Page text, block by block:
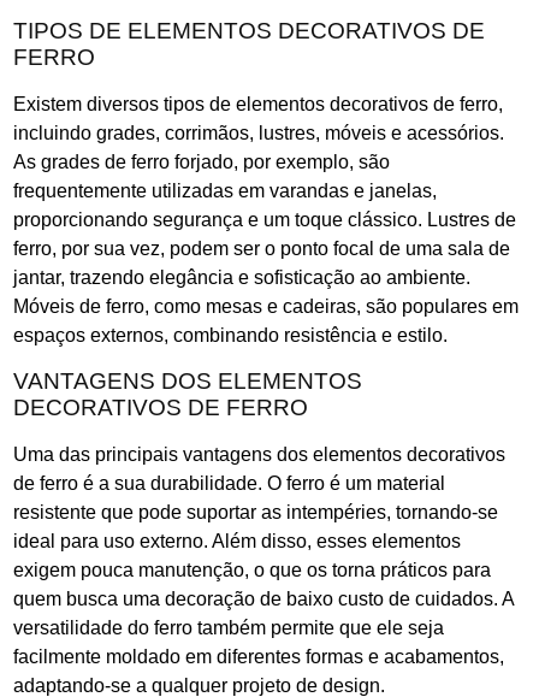
TIPOS DE ELEMENTOS DECORATIVOS DE
FERRO
Existem diversos tipos de elementos decorativos de ferro,
incluindo grades, corrimãos, lustres, móveis e acessórios.
As grades de ferro forjado, por exemplo, são
frequentemente utilizadas em varandas e janelas,
proporcionando segurança e um toque clássico. Lustres de
ferro, por sua vez, podem ser o ponto focal de uma sala de
jantar, trazendo elegância e sofisticação ao ambiente.
Móveis de ferro, como mesas e cadeiras, são populares em
espaços externos, combinando resistência e estilo.
VANTAGENS DOS ELEMENTOS
DECORATIVOS DE FERRO
Uma das principais vantagens dos elementos decorativos
de ferro é a sua durabilidade. O ferro é um material
resistente que pode suportar as intempéries, tornando-se
ideal para uso externo. Além disso, esses elementos
exigem pouca manutenção, o que os torna práticos para
quem busca uma decoração de baixo custo de cuidados. A
versatilidade do ferro também permite que ele seja
facilmente moldado em diferentes formas e acabamentos,
adaptando-se a qualquer projeto de design.